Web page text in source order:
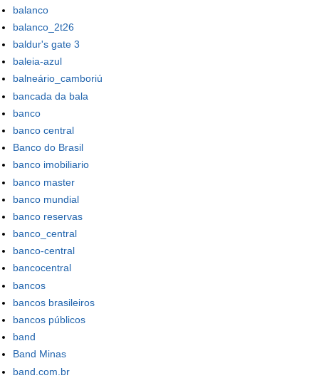
balanco
balanco_2t26
baldur's gate 3
baleia-azul
balneário_camboriú
bancada da bala
banco
banco central
Banco do Brasil
banco imobiliario
banco master
banco mundial
banco reservas
banco_central
banco-central
bancocentral
bancos
bancos brasileiros
bancos públicos
band
Band Minas
band.com.br